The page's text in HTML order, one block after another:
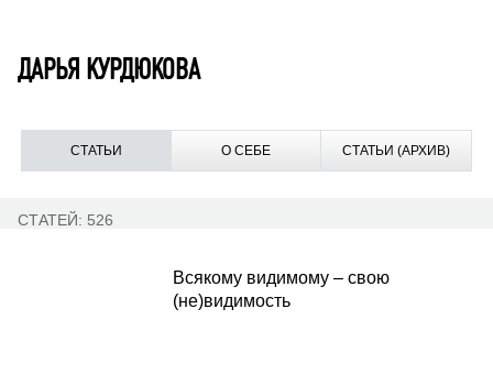
ДАРЬЯ КУРДЮКОВА
СТАТЬИ О СЕБЕ СТАТЬИ (АРХИВ)
СТАТЕЙ: 526
Всякому видимому – свою
(не)видимость